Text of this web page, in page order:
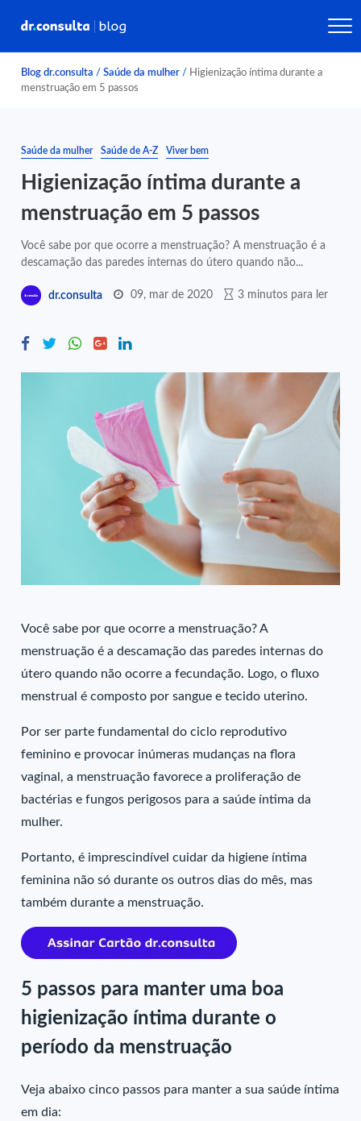
Blog dr.consulta / Saúde da mulher / Higienização íntima durante a
menstruação em 5 passos
Saúde da mulher Saúde de A-Z Viver bem
Higienização íntima durante a
menstruação em 5 passos
Você sabe por que ocorre a menstruação? A menstruação é a
descamação das paredes internas do útero quando não...
dr.consulta 09, mar de 2020 3 minutos para ler
Você sabe por que ocorre a menstruação? A
menstruação é a descamação das paredes internas do
útero quando não ocorre a fecundação. Logo, o fluxo
menstrual é composto por sangue e tecido uterino.
Por ser parte fundamental do ciclo reprodutivo
feminino e provocar inúmeras mudanças na flora
vaginal, a menstruação favorece a proliferação de
bactérias e fungos perigosos para a saúde íntima da
mulher.
Portanto, é imprescindível cuidar da higiene íntima
feminina não só durante os outros dias do mês, mas
também durante a menstruação.
5 passos para manter uma boa
higienização íntima durante o
período da menstruação
Veja abaixo cinco passos para manter a sua saúde íntima
em dia: